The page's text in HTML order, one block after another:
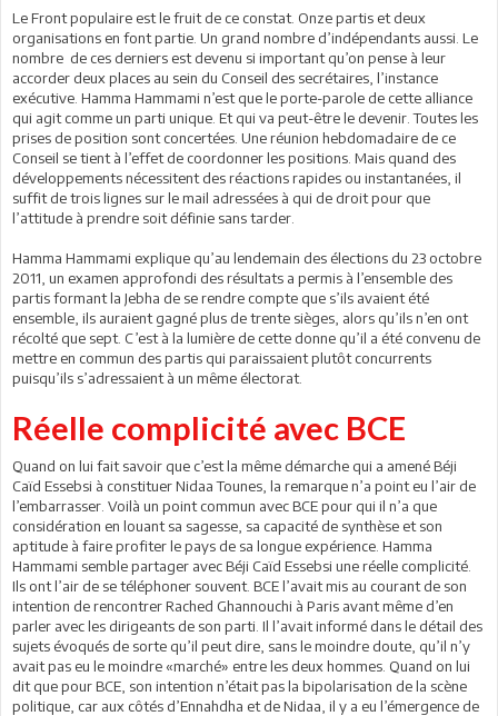
Le Front populaire est le fruit de ce constat. Onze partis et deux
organisations en font partie. Un grand nombre d’indépendants aussi. Le
nombre de ces derniers est devenu si important qu’on pense à leur
accorder deux places au sein du Conseil des secrétaires, l’instance
exécutive. Hamma Hammami n’est que le porte-parole de cette alliance
qui agit comme un parti unique. Et qui va peut-être le devenir. Toutes les
prises de position sont concertées. Une réunion hebdomadaire de ce
Conseil se tient à l’effet de coordonner les positions. Mais quand des
développements nécessitent des réactions rapides ou instantanées, il
suffit de trois lignes sur le mail adressées à qui de droit pour que
l’attitude à prendre soit définie sans tarder.
Hamma Hammami explique qu’au lendemain des élections du 23 octobre
2011, un examen approfondi des résultats a permis à l’ensemble des
partis formant la Jebha de se rendre compte que s’ils avaient été
ensemble, ils auraient gagné plus de trente sièges, alors qu’ils n’en ont
récolté que sept. C’est à la lumière de cette donne qu’il a été convenu de
mettre en commun des partis qui paraissaient plutôt concurrents
puisqu’ils s’adressaient à un même électorat.
Réelle complicité avec BCE
Quand on lui fait savoir que c’est la même démarche qui a amené Béji
Caïd Essebsi à constituer Nidaa Tounes, la remarque n’a point eu l’air de
l’embarrasser. Voilà un point commun avec BCE pour qui il n’a que
considération en louant sa sagesse, sa capacité de synthèse et son
aptitude à faire profiter le pays de sa longue expérience. Hamma
Hammami semble partager avec Béji Caïd Essebsi une réelle complicité.
Ils ont l’air de se téléphoner souvent. BCE l’avait mis au courant de son
intention de rencontrer Rached Ghannouchi à Paris avant même d’en
parler avec les dirigeants de son parti. Il l’avait informé dans le détail des
sujets évoqués de sorte qu’il peut dire, sans le moindre doute, qu’il n’y
avait pas eu le moindre «marché» entre les deux hommes. Quand on lui
dit que pour BCE, son intention n’était pas la bipolarisation de la scène
politique, car aux côtés d’Ennahdha et de Nidaa, il y a eu l’émergence de